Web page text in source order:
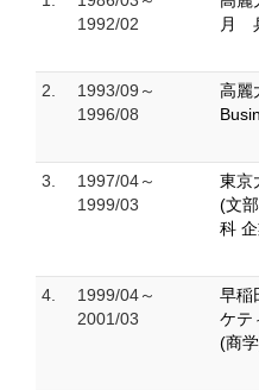
1992/02
月
2.
1993/09～
1996/08
高麗
3.
1997/04～
1999/03
東京
(文
科
4.
1999/04～
2001/03
早稲
ケテ
(商